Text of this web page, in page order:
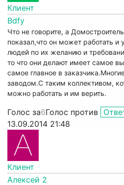
Клиент
Bdfy
Что не говорите, а
показал,что он может работать и
людей по их желанию и
то что они делают имеет самое
самое главное в
заводом.С таким коллективом,
можно работать и им верить.
Голос за6Голос против
13.09.2014 21:48
Клиент
Алексей 2